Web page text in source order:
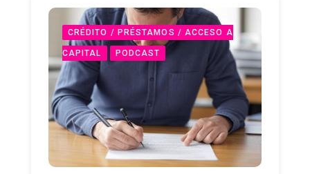
CRÉDITO / PRÉSTAMOS / ACCESO A
CAPITAL PODCAST